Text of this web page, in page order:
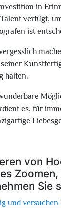
in
verfügt,
ist
halten.
es, für
von
Sie
und